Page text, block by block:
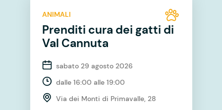
ANIMALI
Prenditi cura dei gatti di
Val Cannuta
sabato 29 agosto 2026
dalle 16:00 alle 19:00
Via dei Monti di Primavalle, 28